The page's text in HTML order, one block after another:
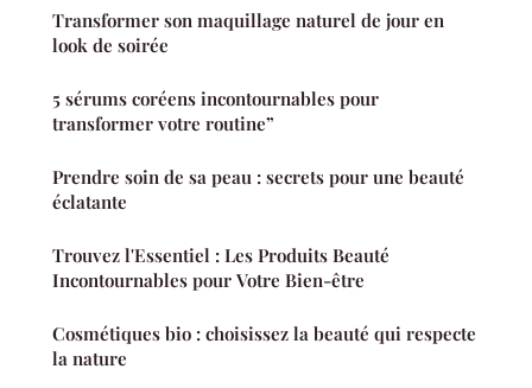
Transformer son maquillage naturel de jour en
look de soirée
5 sérums coréens incontournables pour
transformer votre routine”
Prendre soin de sa peau : secrets pour une beauté
éclatante
Trouvez l'Essentiel : Les Produits Beauté
Incontournables pour Votre Bien-être
Cosmétiques bio : choisissez la beauté qui respecte
la nature